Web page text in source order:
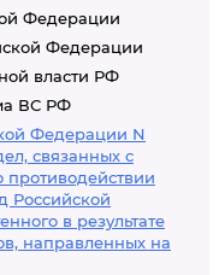
Федерации
Федерации
власти РФ
ВС РФ
Федерации N
связанных с
противодействии
Российской
в результате
направленных на